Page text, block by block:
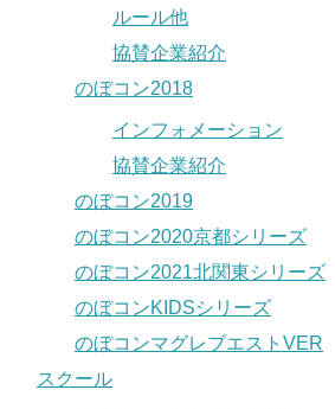
ルール他
協賛企業紹介
のぼコン2018
インフォメーション
協賛企業紹介
のぼコン2019
のぼコン2020京都シリーズ
のぼコン2021北関東シリーズ
のぼコンKIDSシリーズ
のぼコンマグレブエストVER
スクール